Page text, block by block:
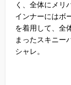
く、全体にメリ
インナーにはボ
を着用して、全
まったスキニー
シャレ。